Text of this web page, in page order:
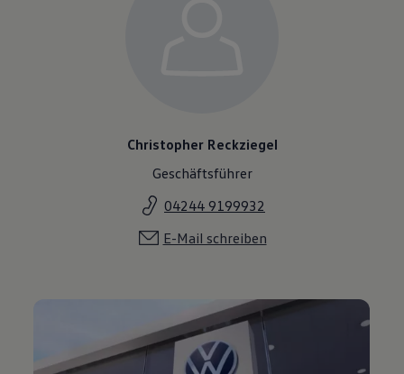
Christopher Reckziegel
Geschäftsführer
04244 9199932
E-Mail schreiben